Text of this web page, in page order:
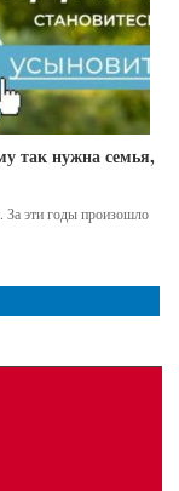
так нужна семья,
За эти годы произошло